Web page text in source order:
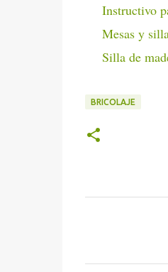
Instructivo
Mesas y
Silla de
BRICOLAJE